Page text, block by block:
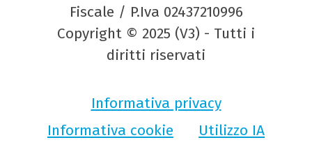
Fiscale / P.Iva 02437210996
Copyright © 2025 (V3) - Tutti i
diritti riservati
Informativa privacy
Informativa cookie
Utilizzo IA